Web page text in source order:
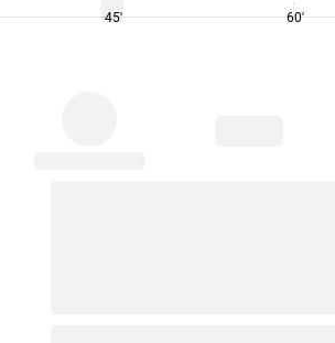
45' 60'